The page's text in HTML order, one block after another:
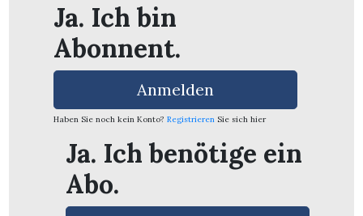
Ja. Ich bin
Abonnent.
Anmelden
Haben Sie noch kein Konto? Registrieren Sie sich hier
Ja. Ich benötige ein
Abo.